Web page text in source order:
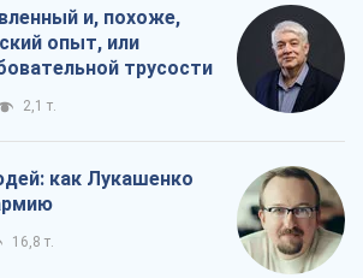
и, похоже,
опыт, или
трусости
2,1 т.
как Лукашенко
16,8 т.